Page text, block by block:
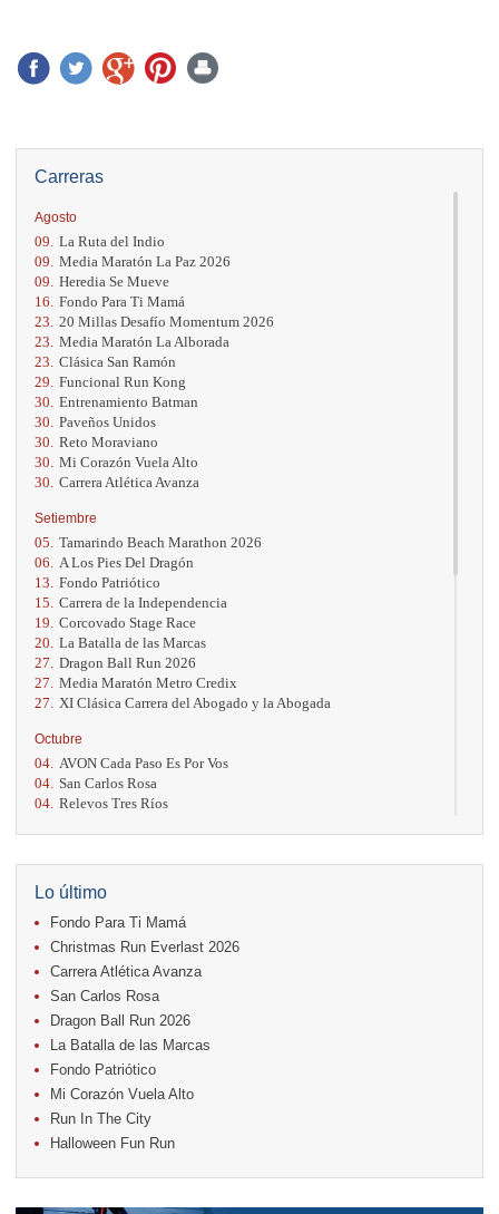
Carreras
Agosto
09. La Ruta del Indio
09. Media Maratón La Paz 2026
09. Heredia Se Mueve
16. Fondo Para Ti Mamá
23. 20 Millas Desafío Momentum 2026
23. Media Maratón La Alborada
23. Clásica San Ramón
29. Funcional Run Kong
30. Entrenamiento Batman
30. Paveños Unidos
30. Reto Moraviano
30. Mi Corazón Vuela Alto
30. Carrera Atlética Avanza
Setiembre
05. Tamarindo Beach Marathon 2026
06.
A Los Pies Del Dragón
13. Fondo Patriótico
15. Carrera de la Independencia
19. Corcovado Stage Race
20. La Batalla de las Marcas
27. Dragon Ball Run 2026
27. Media Maratón Metro Credix
27.
XI Clásica Carrera del Abogado y la Abogada
Octubre
04. AVON Cada Paso Es Por Vos
04. San Carlos Rosa
04. Relevos Tres Ríos
17. Caribe Paradise Run
18.
Casa Turire Trail Run
18. Warriors Run Circuit
18. Samsung Jacó Beach Half Marathon 2026
25. KRun by Under Armour
25. Run Alajuela
Noviembre
08. Lindora Run
15. Entre Pan y Rosas
Diciembre
06. Trail Vulcania 2026
12. Media Maratón Puntarenas 2026
Lo último
Fondo Para Ti Mamá
Christmas Run Everlast 2026
Carrera Atlética Avanza
San Carlos Rosa
Dragon Ball Run 2026
La Batalla de las Marcas
Fondo Patriótico
Mi Corazón Vuela Alto
Run In The City
Halloween Fun Run